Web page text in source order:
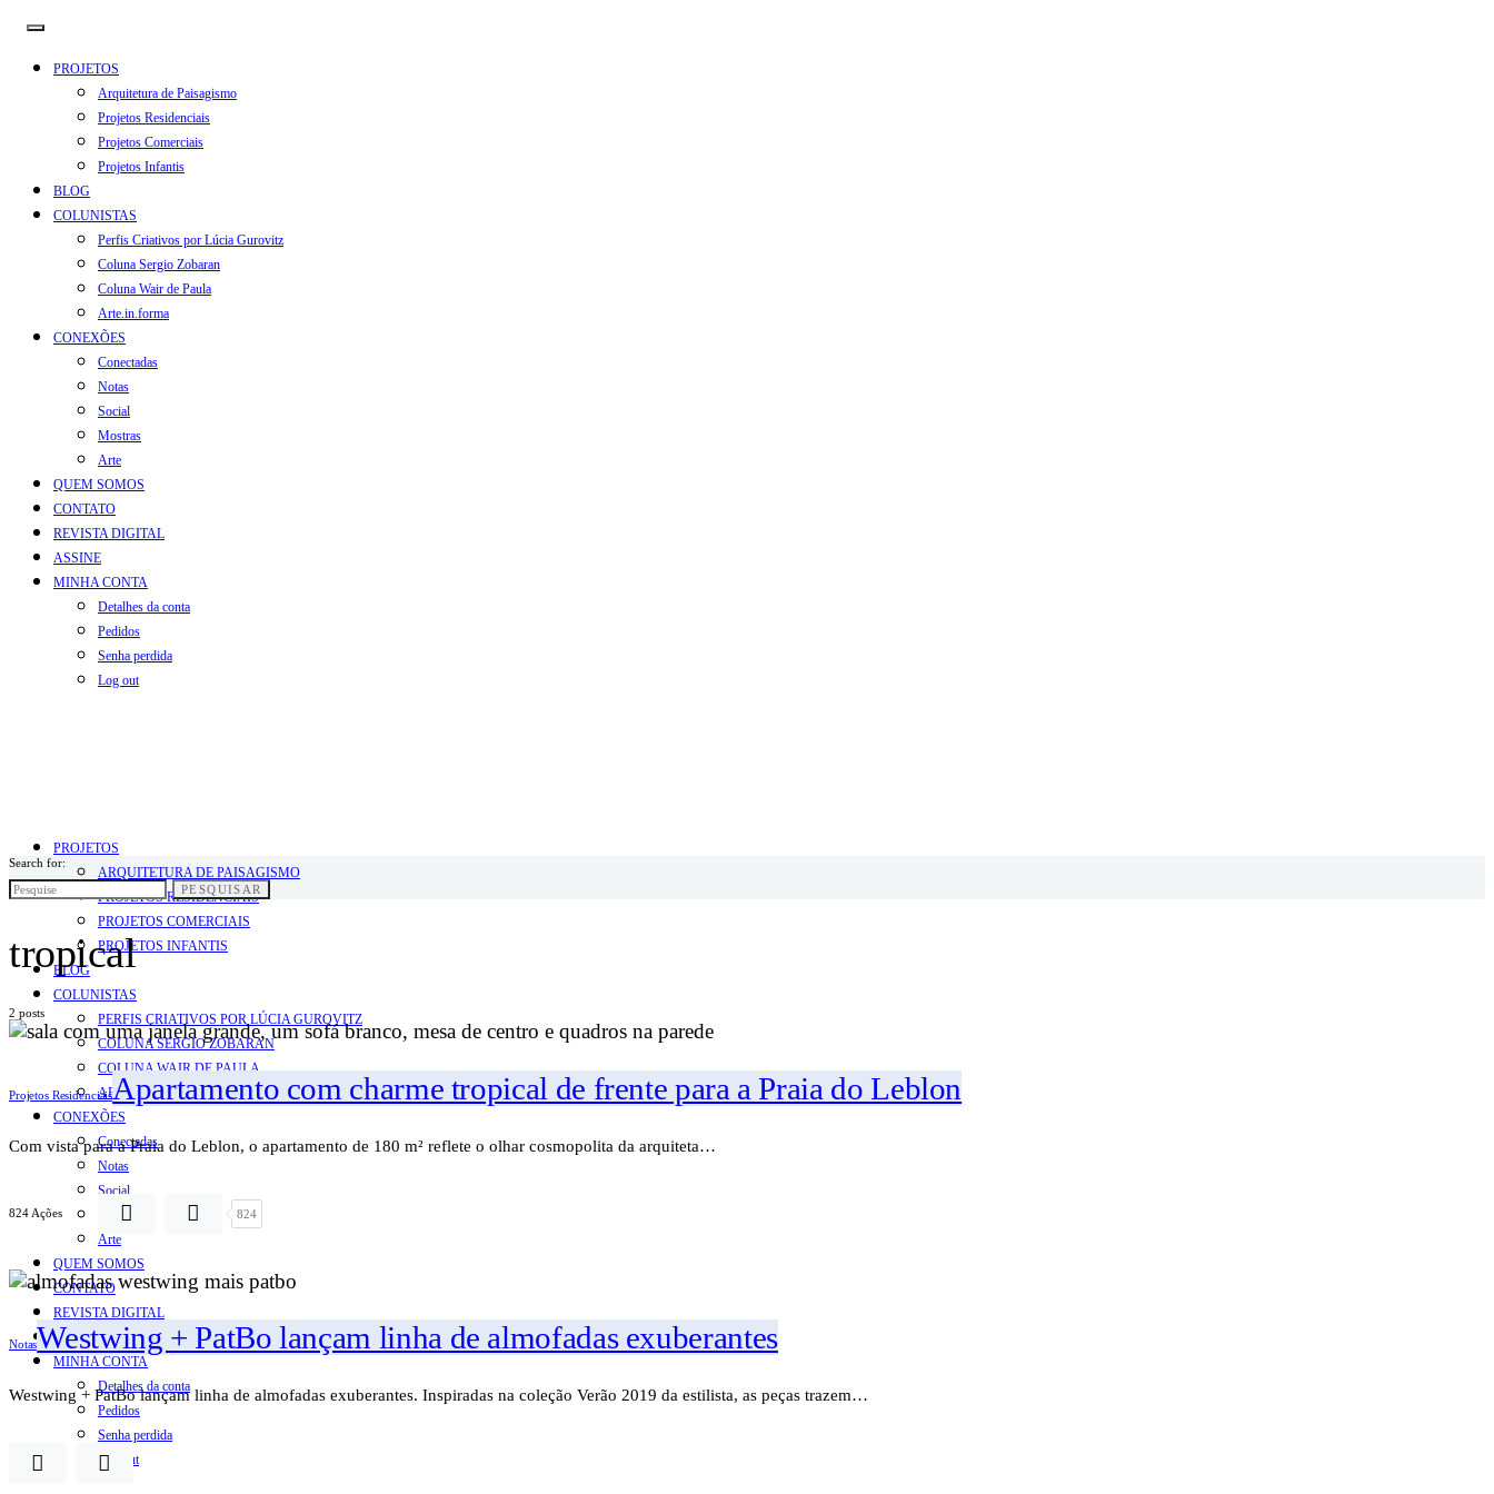
PROJETOS
Arquitetura de Paisagismo
Projetos Residenciais
Projetos Comerciais
Projetos Infantis
BLOG
COLUNISTAS
Perfis Criativos por Lúcia Gurovitz
Coluna Sergio Zobaran
Coluna Wair de Paula
Arte.in.forma
CONEXÕES
Conectadas
Notas
Social
Mostras
Arte
QUEM SOMOS
CONTATO
REVISTA DIGITAL
ASSINE
MINHA CONTA
Detalhes da conta
Pedidos
Senha perdida
Log out
PROJETOS
ARQUITETURA DE PAISAGISMO
PROJETOS RESIDENCIAIS
PROJETOS COMERCIAIS
PROJETOS INFANTIS
BLOG
COLUNISTAS
PERFIS CRIATIVOS POR LÚCIA GUROVITZ
COLUNA SERGIO ZOBARAN
COLUNA WAIR DE PAULA
ARTE.IN.FORMA
CONEXÕES
Conectadas
Notas
Social
Arte
QUEM SOMOS
CONTATO
REVISTA DIGITAL
ASSINE
MINHA CONTA
Detalhes da conta
Pedidos
Senha perdida
Log out
Search for:
PESQUISAR
tropical
2 posts
Projetos ResidenciaisApartamento com charme tropical de frente para a Praia do Leblon
Com vista para a Praia do Leblon, o apartamento de 180 m² reflete o olhar cosmopolita da arquiteta…
824 Ações 824
NotasWestwing + PatBo lançam linha de almofadas exuberantes
Westwing + PatBo lançam linha de almofadas exuberantes. Inspiradas na coleção Verão 2019 da estilista, as peças trazem…